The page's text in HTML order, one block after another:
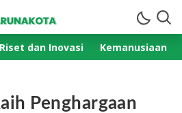
Riset dan Inovasi Kemanusiaan
Penghargaan